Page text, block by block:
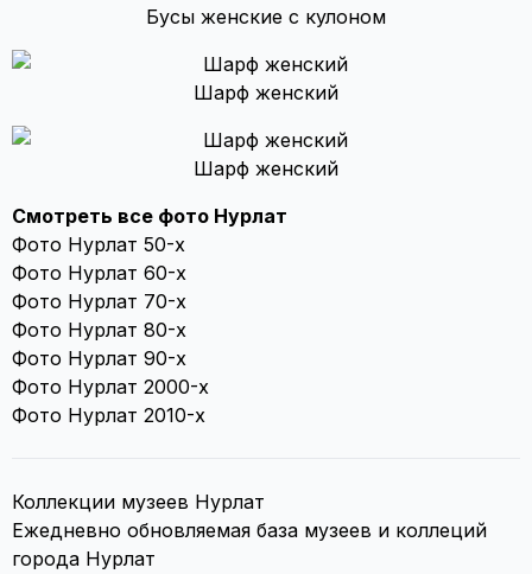
Бусы женские с кулоном
Шарф женский
Шарф женский
Смотреть все фото Нурлат
Фото Нурлат 50-х
Фото Нурлат 60-х
Фото Нурлат 70-х
Фото Нурлат 80-х
Фото Нурлат 90-х
Фото Нурлат 2000-х
Фото Нурлат 2010-х
Коллекции музеев Нурлат
Ежедневно обновляемая база музеев и коллеций
города Нурлат